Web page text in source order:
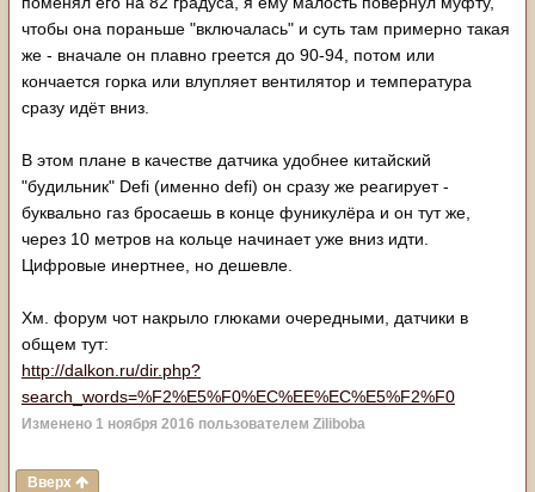
чтобы она пораньше "включалась" и суть там примерно такая
же - вначале он плавно греется до 90-94, потом или
кончается горка или влупляет вентилятор и температура
сразу идёт вниз.
В этом плане в качестве датчика удобнее китайский
"будильник" Defi (именно defi) он сразу же реагирует -
буквально газ бросаешь в конце фуникулёра и он тут же,
через 10 метров на кольце начинает уже вниз идти.
Цифровые инертнее, но дешевле.
Хм. форум чот накрыло глюками очередными, датчики в
общем тут:
http://dalkon.ru/dir.php?
search_words=%F2%E5%F0%EC%EE%EC%E5%F2%F0
Изменено 1 ноября 2016 пользователем Ziliboba
Вверх